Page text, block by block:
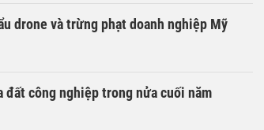
drone và trừng phạt doanh nghiệp Mỹ
công nghiệp trong nửa cuối năm